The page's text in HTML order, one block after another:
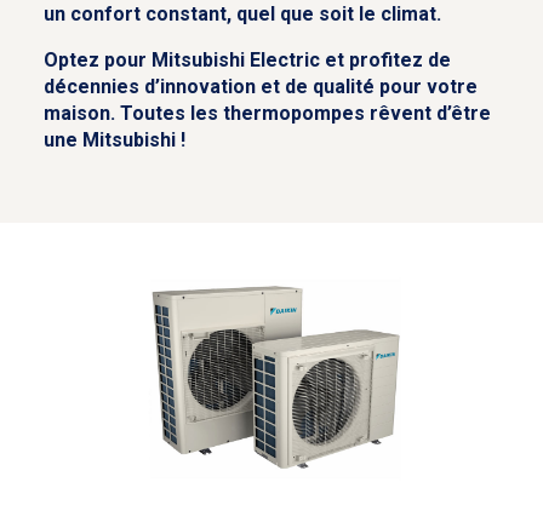
un confort constant, quel que soit le climat.
Optez pour Mitsubishi Electric et profitez de
décennies d’innovation et de qualité pour votre
maison. Toutes les thermopompes rêvent d’être
une Mitsubishi !